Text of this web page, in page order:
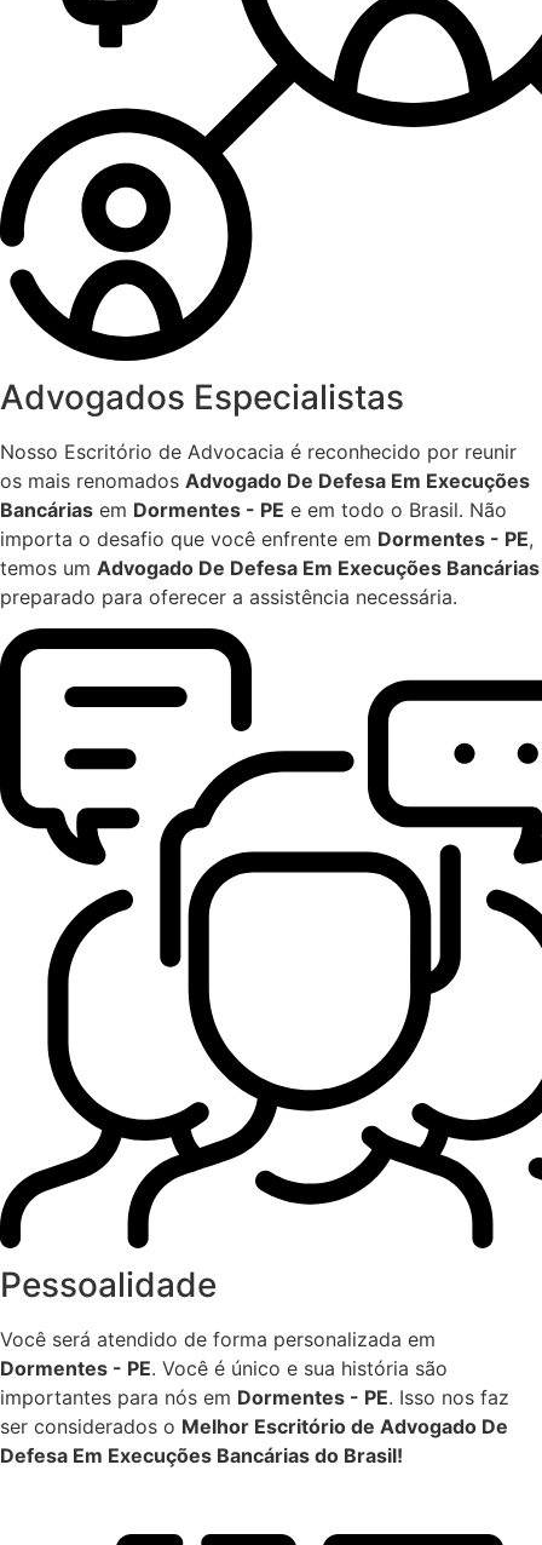
Advogados Especialistas
Nosso Escritório de Advocacia é reconhecido por reunir
os mais renomados Advogado De Defesa Em Execuções
Bancárias em Dormentes - PE e em todo o Brasil. Não
importa o desafio que você enfrente em Dormentes - PE,
temos um Advogado De Defesa Em Execuções Bancárias
preparado para oferecer a assistência necessária.
Pessoalidade
Você será atendido de forma personalizada em
Dormentes - PE. Você é único e sua história são
importantes para nós em Dormentes - PE. Isso nos faz
ser considerados o Melhor Escritório de Advogado De
Defesa Em Execuções Bancárias do Brasil!